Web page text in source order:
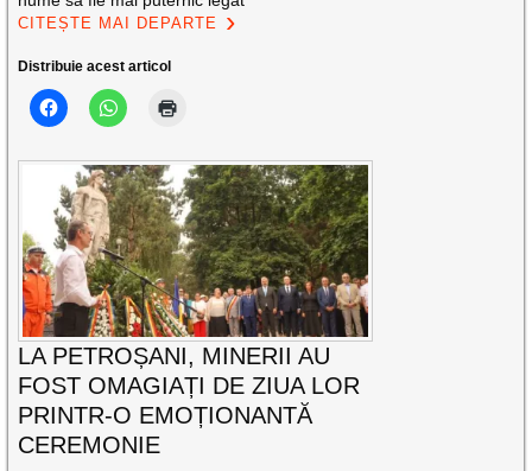
CITEȘTE MAI DEPARTE
Distribuie acest articol
LA PETROȘANI, MINERII AU
FOST OMAGIAȚI DE ZIUA LOR
PRINTR-O EMOȚIONANTĂ
CEREMONIE